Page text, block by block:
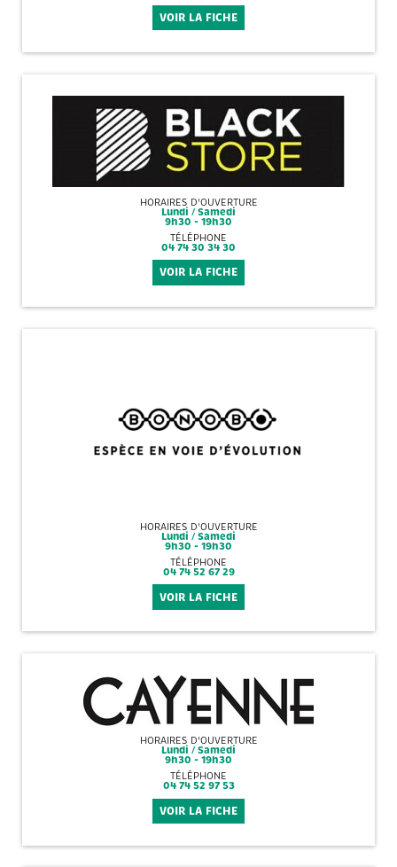
VOIR LA FICHE
HORAIRES D'OUVERTURE
Lundi / Samedi
9h30 - 19h30
TÉLÉPHONE
04 74 30 34 30
VOIR LA FICHE
HORAIRES D'OUVERTURE
Lundi / Samedi
9h30 - 19h30
TÉLÉPHONE
04 74 52 67 29
VOIR LA FICHE
HORAIRES D'OUVERTURE
Lundi / Samedi
9h30 - 19h30
TÉLÉPHONE
04 74 52 97 53
VOIR LA FICHE